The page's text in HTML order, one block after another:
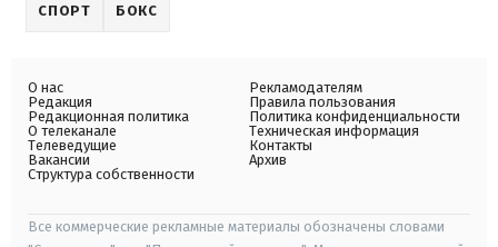
СПОРТ БОКС
О нас
Редакция
Редакционная политика
О телеканале
Телеведущие
Вакансии
Структура собственности
Рекламодателям
Правила пользования
Политика конфиденциальности
Техническая информация
Контакты
Архив
Все коммерческие рекламные материалы обозначены словами